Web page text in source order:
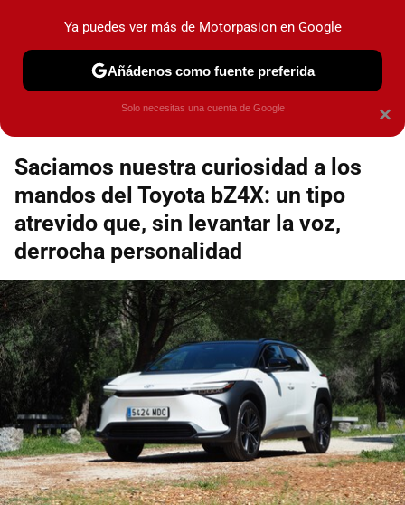
marca que se menciona
Espacio Toyota
Saciamos nuestra curiosidad a los
mandos del Toyota bZ4X: un tipo
atrevido que, sin levantar la voz,
derrocha personalidad
×
Ya puedes ver más de Motorpasion en Google
Añádenos como fuente preferida
Solo necesitas una cuenta de Google